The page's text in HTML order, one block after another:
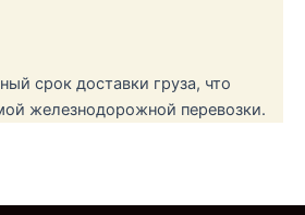
срок доставки груза, что
железнодорожной перевозки.